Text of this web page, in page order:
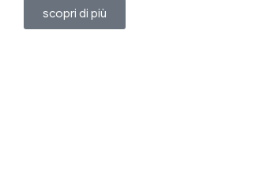
scopri di più